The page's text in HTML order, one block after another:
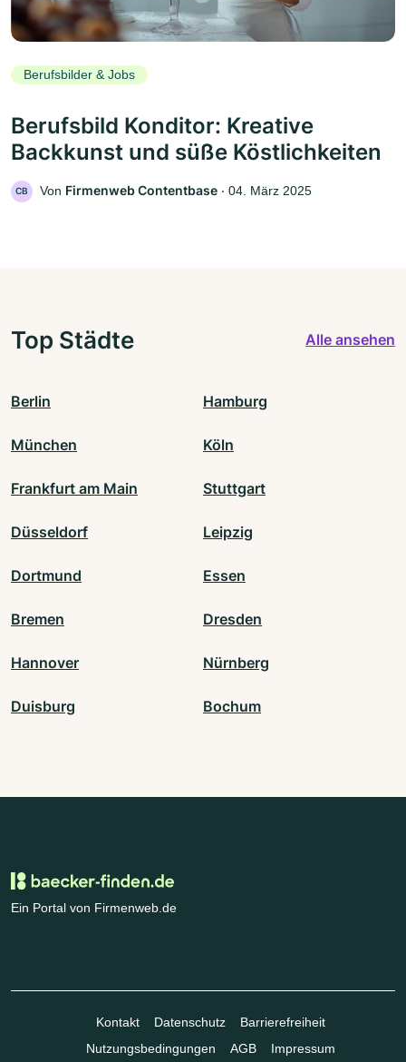
Berufsbilder & Jobs
Berufsbild Konditor: Kreative
Backkunst und süße Köstlichkeiten
CB Von Firmenweb Contentbase ‧ 04. März 2025
Top Städte Alle ansehen
Berlin Hamburg
München Köln
Frankfurt am Main Stuttgart
Düsseldorf Leipzig
Dortmund Essen
Bremen Dresden
Hannover Nürnberg
Duisburg Bochum
Ein Portal von Firmenweb.de
Kontakt Datenschutz
Barrierefreiheit
Nutzungsbedingungen
AGB Impressum